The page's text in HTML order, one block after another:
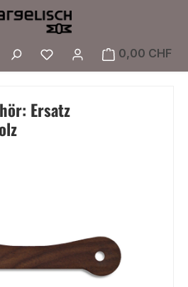
Du hast 0 Produkte
0,00 CHF
Ersatz